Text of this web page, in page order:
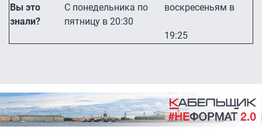
Вы это
знали?
С понедельника по
пятницу в 20:30
воскресеньям в
19:25